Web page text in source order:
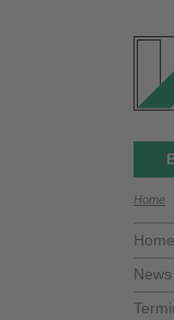
Home
Home
News